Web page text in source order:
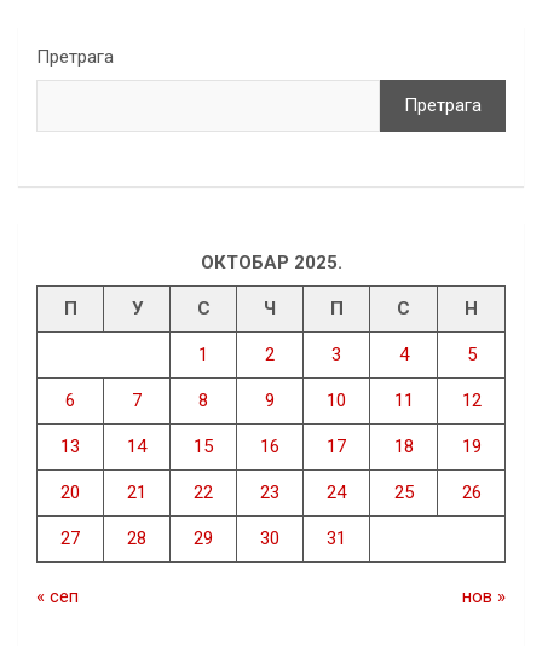
Претрага
Претрага
ОКТОБАР 2025.
П У С Ч П С Н
1 2 3 4 5
6 7 8 9 10 11 12
13 14 15 16 17 18 19
20 21 22 23 24 25 26
27 28 29 30 31
« сеп нов »